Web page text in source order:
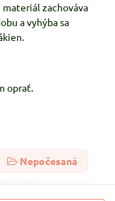
zachováva
a vyhýba sa
oprať.
Nepočesaná